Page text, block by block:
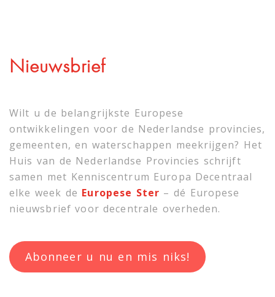
Nieuwsbrief
Wilt u de belangrijkste Europese
ontwikkelingen voor de Nederlandse provincies,
gemeenten, en waterschappen meekrijgen? Het
Huis van de Nederlandse Provincies schrijft
samen met Kenniscentrum Europa Decentraal
elke week de Europese Ster – dé Europese
nieuwsbrief voor decentrale overheden.
Abonneer u nu en mis niks!